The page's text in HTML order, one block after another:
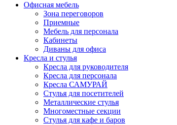
Офисная мебель
Зона переговоров
Приемные
Мебель для персонала
Кабинеты
Диваны для офиса
Кресла и стулья
Кресла для руководителя
Кресла для персонала
Кресла САМУРАЙ
Стулья для посетителей
Металлические стулья
Многоместные секции
Стулья для кафе и баров